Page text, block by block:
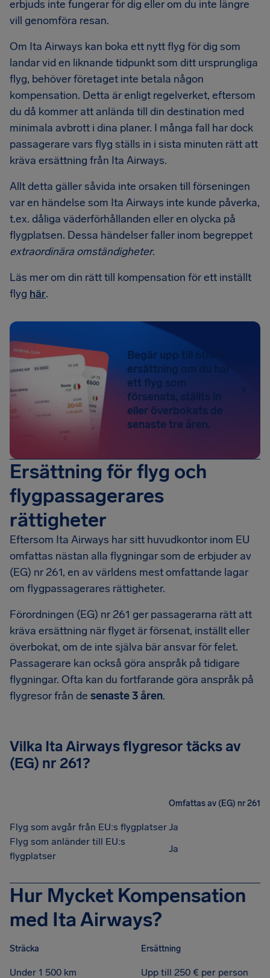
erbjuds inte fungerar för dig eller om du inte längre
vill genomföra resan.
Om Ita Airways kan boka ett nytt flyg för dig som
landar vid en liknande tidpunkt som ditt ursprungliga
flyg, behöver företaget inte betala någon
kompensation. Detta är enligt regelverket, eftersom
du då kommer att anlända till din destination med
minimala avbrott i dina planer. I många fall har dock
passagerare vars flyg ställs in i sista minuten rätt att
kräva ersättning från Ita Airways.
Allt detta gäller såvida inte orsaken till förseningen
var en händelse som Ita Airways inte kunde påverka,
t.ex. dåliga väderförhållanden eller en olycka på
flygplatsen. Dessa händelser faller inom begreppet
extraordinära omständigheter.
Läs mer om din rätt till kompensation för ett inställt
flyg här.
Begär upp till 600 € i
ersättning om du har
ett flyg som
försenats, ställts in
eller överbokats de
senaste tre åren.
Ersättning för flyg och
flygpassagerares
rättigheter
Eftersom Ita Airways har sitt huvudkontor inom EU
omfattas nästan alla flygningar som de erbjuder av
(EG) nr 261, en av världens mest omfattande lagar
om flygpassagerares rättigheter.
Förordningen (EG) nr 261 ger passagerarna rätt att
kräva ersättning när flyget är försenat, inställt eller
överbokat, om de inte själva bär ansvar för felet.
Passagerare kan också göra anspråk på tidigare
flygningar. Ofta kan du fortfarande göra anspråk på
flygresor från de senaste 3 åren.
Vilka Ita Airways flygresor täcks av
(EG) nr 261?
Omfattas av (EG) nr 261
Flyg som avgår från EU:s flygplatserJa
Flyg som anländer till EU:s
flygplatser
Ja
Hur Mycket Kompensation
med Ita Airways?
Sträcka Ersättning
Under 1 500 km Upp till 250 € per person